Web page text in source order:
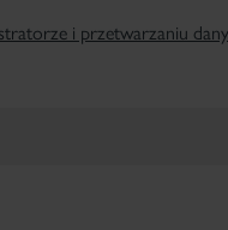
i przetwarzaniu